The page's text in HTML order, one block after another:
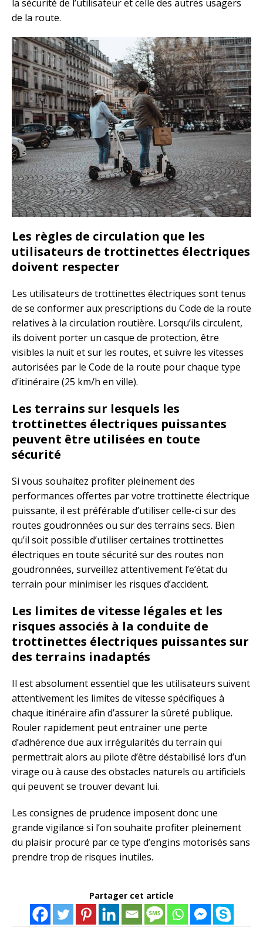
la sécurité de l’utilisateur et celle des autres usagers
de la route.
Les règles de circulation que les
utilisateurs de trottinettes électriques
doivent respecter
Les utilisateurs de trottinettes électriques sont tenus
de se conformer aux prescriptions du Code de la route
relatives à la circulation routière. Lorsqu’ils circulent,
ils doivent porter un casque de protection, être
visibles la nuit et sur les routes, et suivre les vitesses
autorisées par le Code de la route pour chaque type
d’itinéraire (25 km/h en ville).
Les terrains sur lesquels les
trottinettes électriques puissantes
peuvent être utilisées en toute
sécurité
Si vous souhaitez profiter pleinement des
performances offertes par votre trottinette électrique
puissante, il est préférable d’utiliser celle-ci sur des
routes goudronnées ou sur des terrains secs. Bien
qu’il soit possible d’utiliser certaines trottinettes
électriques en toute sécurité sur des routes non
goudronnées, surveillez attentivement l’e’état du
terrain pour minimiser les risques d’accident.
Les limites de vitesse légales et les
risques associés à la conduite de
trottinettes électriques puissantes sur
des terrains inadaptés
Il est absolument essentiel que les utilisateurs suivent
attentivement les limites de vitesse spécifiques à
chaque itinéraire afin d’assurer la sûreté publique.
Rouler rapidement peut entrainer une perte
d’adhérence due aux irrégularités du terrain qui
permettrait alors au pilote d’être déstabilisé lors d’un
virage ou à cause des obstacles naturels ou artificiels
qui peuvent se trouver devant lui.
Les consignes de prudence imposent donc une
grande vigilance si l’on souhaite profiter pleinement
du plaisir procuré par ce type d’engins motorisés sans
prendre trop de risques inutiles.
Partager cet article